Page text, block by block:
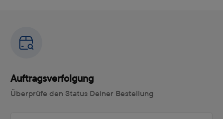
Auftragsverfolgung
Überprüfe den Status Deiner Bestellung